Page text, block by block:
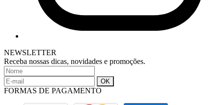
NEWSLETTER
Receba nossas dicas, novidades e promoções.
FORMAS DE PAGAMENTO